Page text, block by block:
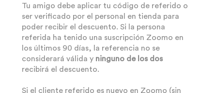
Tu amigo debe aplicar tu código de referido o
ser verificado por el personal en tienda para
poder recibir el descuento. Si la persona
referida ha tenido una suscripción Zoomo en
los últimos 90 días, la referencia no se
considerará válida y ninguno de los dos
recibirá el descuento.
Si el cliente referido es nuevo en Zoomo (sin